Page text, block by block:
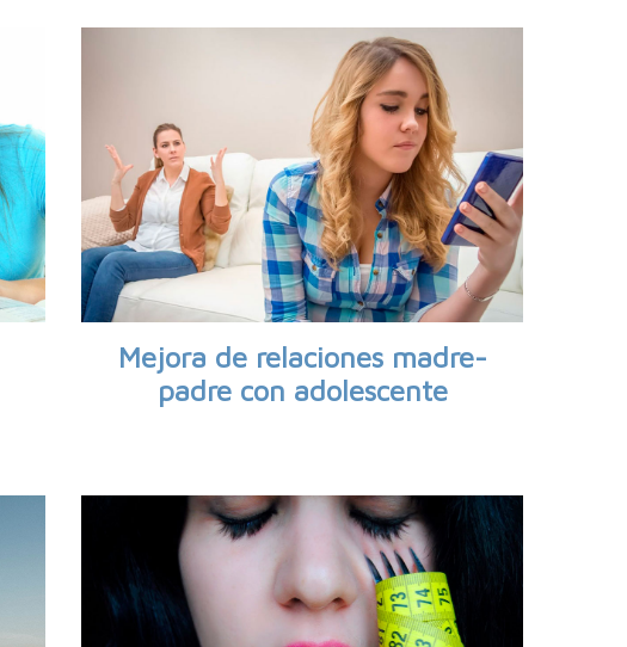
Mejora de relaciones madre-
padre con adolescente